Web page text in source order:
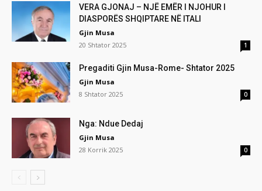
VERA GJONAJ – NJË EMËR I NJOHUR I
DIASPORËS SHQIPTARE NË ITALI
Gjin Musa
20 Shtator 2025
1
Pregaditi Gjin Musa-Rome- Shtator 2025
Gjin Musa
8 Shtator 2025
0
Nga: Ndue Dedaj
Gjin Musa
28 Korrik 2025
0